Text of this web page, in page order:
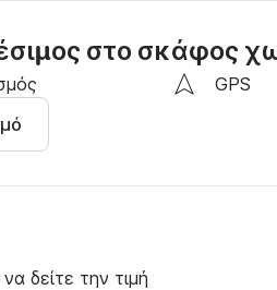
στο σκάφος
GPS
δείτε την τιμή